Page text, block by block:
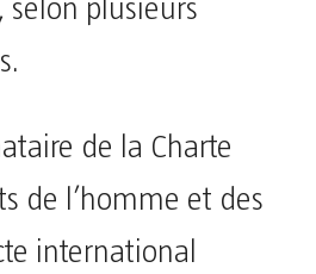
plusieurs
de la Charte
de l’homme et des
international